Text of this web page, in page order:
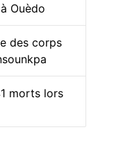
Ouèdo
des corps
morts lors